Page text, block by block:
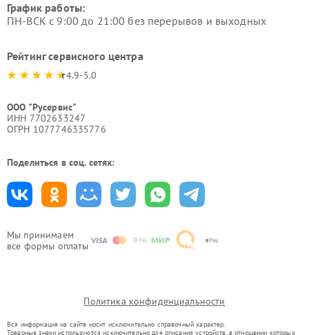
Мы принимаем
все формы оплаты
График работы:
ПН-ВСК с 9:00 до 21:00 без перерывов и выходных
Рейтинг сервисного центра
4.9-5.0
ООО "Русервис"
ИНН 7702633247
ОГРН 1077746335776
Поделиться в соц. сетях:
Политика конфиденциальности
Вся информация на сайте носит исключительно справочный характер.
Товарные знаки используются исключительно для описания устройств, в отношении которых